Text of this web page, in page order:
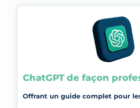
ChatGPT de façon
Offrant un guide complet pour